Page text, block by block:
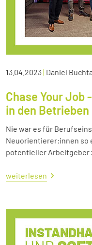
13.04.2023| Daniel Buchta
Chase Your Job
in den Betrieben
Nie war es für
Neuorientierer:innen so
potentieller Arbeitgeber
weiterlesen